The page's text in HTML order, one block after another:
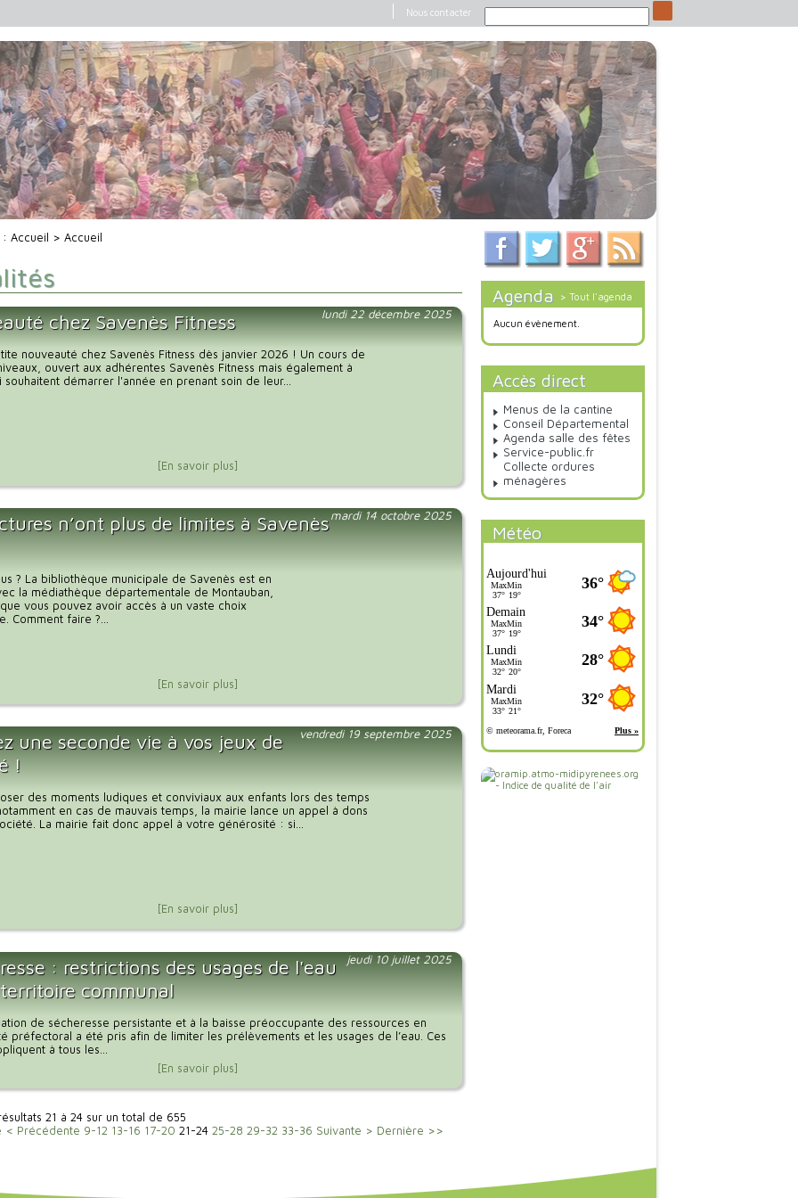
Nous contacter
:Accueil > Accueil
lundi 22 décembre 2025
chez Savenès Fitness
nouveauté chez Savenès Fitness dès janvier 2026 ! Un cours de
ouvert aux adhérentes Savenès Fitness mais également à
démarrer l'année en prenant soin de leur...
[En savoir plus]
mardi 14 octobre 2025
n’ont plus de limites à Savenès
? La bibliothèque municipale de Savenès est en
la médiathèque départementale de Montauban,
vous pouvez avoir accès à un vaste choix
Comment faire ?...
[En savoir plus]
vendredi 19 septembre 2025
une seconde vie à vos jeux de
!
des moments ludiques et conviviaux aux enfants lors des temps
en cas de mauvais temps, la mairie lance un appel à dons
La mairie fait donc appel à votre générosité : si...
[En savoir plus]
jeudi 10 juillet 2025
: restrictions des usages de l'eau
communal
de sécheresse persistante et à la baisse préoccupante des ressources en
préfectoral a été pris afin de limiter les prélèvements et les usages de l’eau. Ces
à tous les...
[En savoir plus]
21 à 24 sur un total de 655
< Précédente 9-12 13-16 17-20 21-24 25-28 29-32 33-36 Suivante > Dernière >>
Agenda > Tout l'agenda
Aucun évènement.
Accès direct
Menus de la cantine
Conseil Départemental
Agenda salle des fêtes
Service-public.fr
Collecte ordures
ménagères
Météo